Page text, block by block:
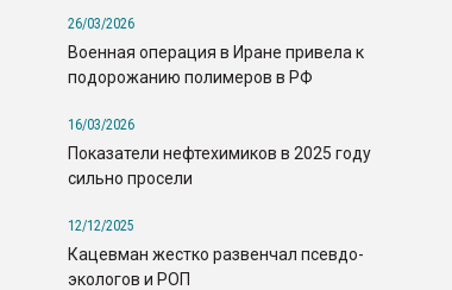
26/03/2026
Военная операция в Иране привела к
подорожанию полимеров в РФ
16/03/2026
Показатели нефтехимиков в 2025 году
сильно просели
12/12/2025
Кацевман жестко развенчал псевдо-
экологов и РОП